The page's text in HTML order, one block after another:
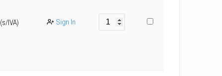
(s/IVA) Sign In